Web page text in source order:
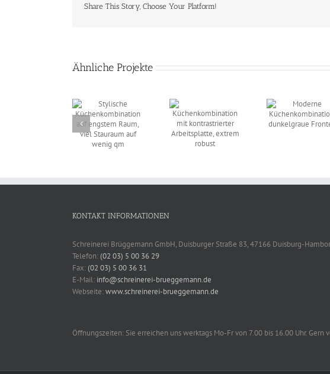
Share This Story, Choose Your Platform!
Ähnliche Projekte
Küchenkombination
mit
kontrastrierter
Arbeitsplatte,
Küchenkombination,
dunkelgraue
KONTAKT INFORMATIONEN
Schreinerei Brüggemann GmbH, Duisburger Straße 83, 47166 Duisburg-
Telefon:(02 03) 5 00 36 29
Fax:(02 03) 5 00 36 31
E-Mail: info@schreinerei-brueggemann.de
Webseite:www.schreinerei-brueggemann.de
Öffnungszeiten: Sie erreichen uns werktags Mo-Fr von 7.00 bis 16.00 Uhr.